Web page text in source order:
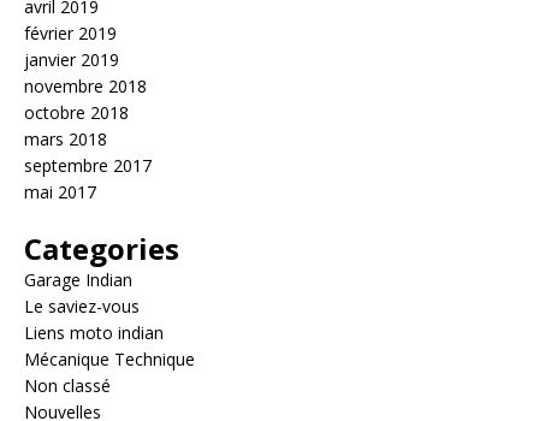
avril 2019
février 2019
janvier 2019
novembre 2018
octobre 2018
mars 2018
septembre 2017
mai 2017
Categories
Garage Indian
Le saviez-vous
Liens moto indian
Mécanique Technique
Non classé
Nouvelles